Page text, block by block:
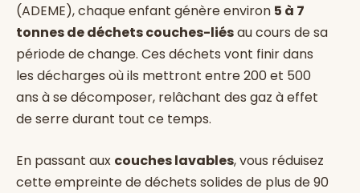
(ADEME), chaque enfant génère environ 5 à 7
tonnes de déchets couches-liésau cours de sa
période de change. Ces déchets vont finir dans
les décharges où ils mettront entre 200 et 500
ans à se décomposer, relâchant des gaz à effet
de serre durant tout ce temps.
En passant aux couches lavables, vous réduisez
cette empreinte de déchets solides de plus de 90